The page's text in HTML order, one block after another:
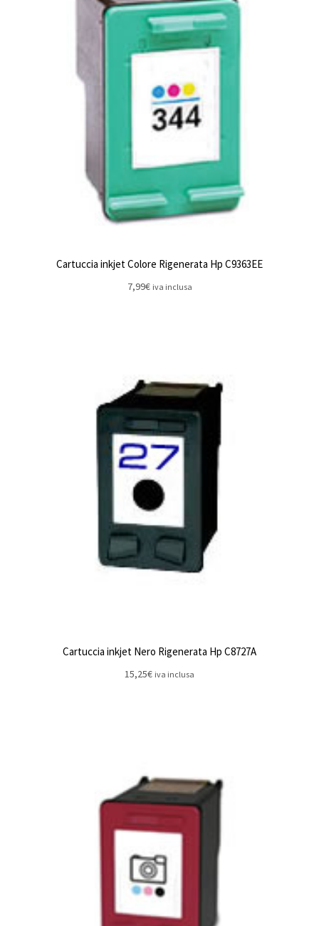
Cartuccia inkjet Colore Rigenerata Hp C9363EE
7,99€ iva inclusa
Cartuccia inkjet Nero Rigenerata Hp C8727A
15,25€ iva inclusa